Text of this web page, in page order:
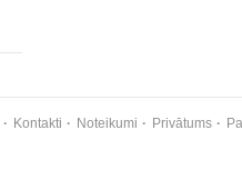
Kontakti Noteikumi Privātums